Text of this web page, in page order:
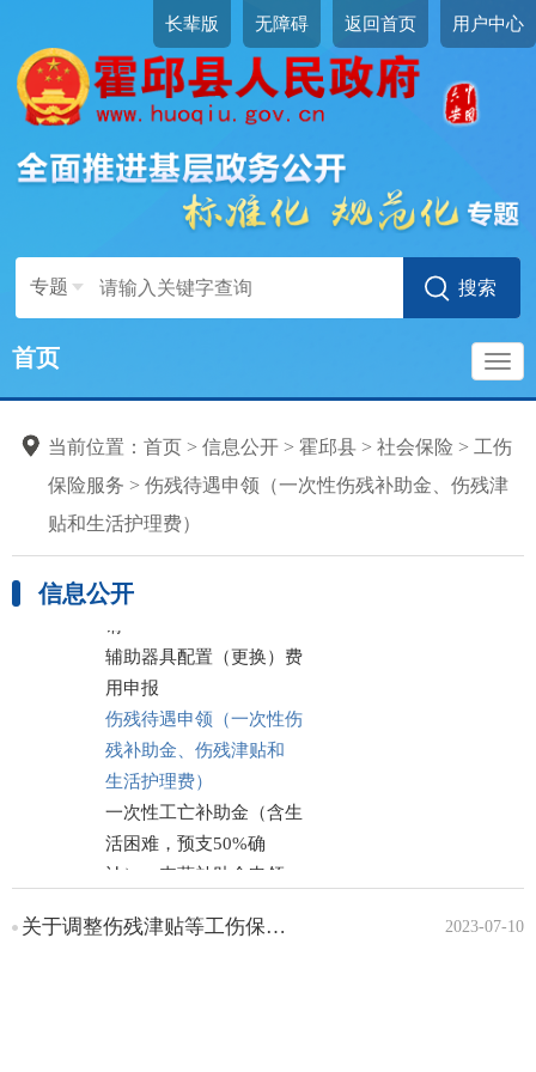
长辈版 无障碍 返回首页 用户中心
专题
首页
当前位置： 首页 > 信息公开 > 霍邱县 > 社会保险 > 工伤
保险服务 > 伤残待遇申领（一次性伤残补助金、伤残津
贴和生活护理费）
信息公开
工伤保险服务
工伤事故备案
用人单位办理工伤登记
变更工伤登记
异地居住就医申请确认
异地工伤就医报告
旧伤复发申请确认
工伤康复申请确认
工伤康复治疗期延长申请
工伤医疗（康复）费用申
统筹地区以外交通、食宿
一次性工伤医疗补助金申
辅助器具配置（更换）费
用申报
伤残待遇申领（一次性伤
残补助金、伤残津贴和
生活护理费）
一次性工亡补助金（含生
活困难，预支50%确
认）、丧葬补助金申领
工伤保险待遇变更
2023-07-10
关于调整伤残津贴等工伤保险待遇的通知（皖人社秘〔2018〕435号）